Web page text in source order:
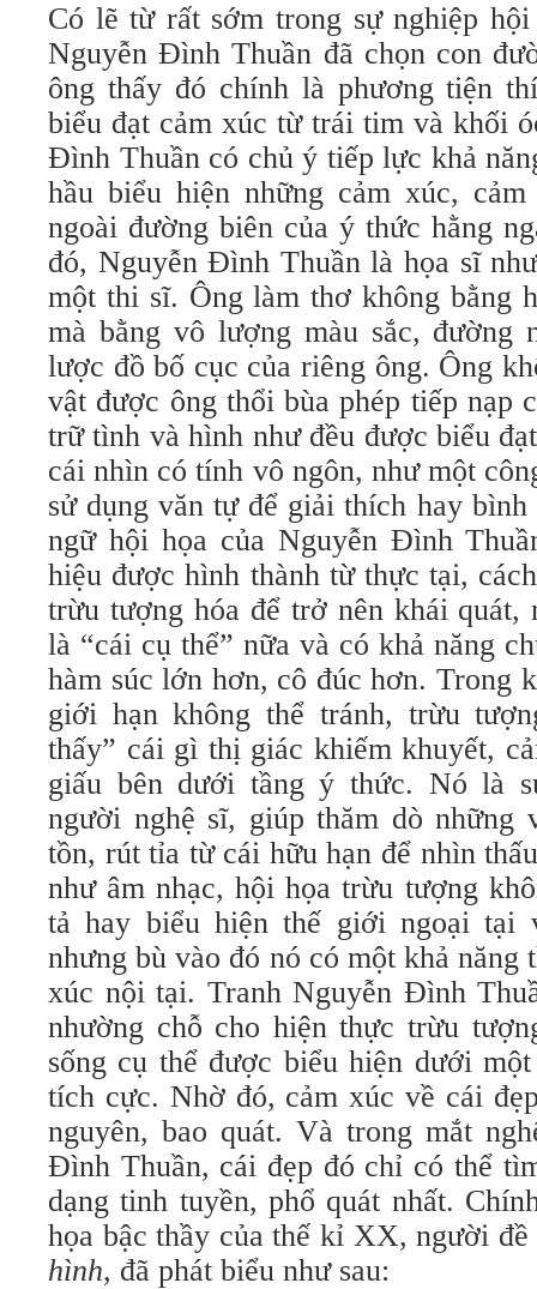
Có lẽ từ rất sớm trong sự nghiệp
Nguyễn Đình Thuần đã chọn con
ông thấy đó chính là phương tiện
biểu đạt cảm xúc từ trái tim và khối
Đình Thuần có chủ ý tiếp lực khả
hầu biểu hiện những cảm xúc,
ngoài đường biên của ý thức hằng
đó, Nguyễn Đình Thuần là họa sĩ
một thi sĩ. Ông làm thơ không bằng
mà bằng vô lượng màu sắc, đường
lược đồ bố cục của riêng ông. Ông
vật được ông thổi bùa phép tiếp nạp
trữ tình và hình như đều được biểu
cái nhìn có tính vô ngôn, như một
sử dụng văn tự để giải thích hay
ngữ hội họa của Nguyễn Đình
hiệu được hình thành từ thực tại,
trừu tượng hóa để trở nên khái quát,
là “cái cụ thể” nữa và có khả năng
hàm súc lớn hơn, cô đúc hơn. Trong
giới hạn không thể tránh, trừu
thấy” cái gì thị giác khiếm khuyết,
giấu bên dưới tầng ý thức. Nó là
người nghệ sĩ, giúp thăm dò những
tồn, rút tỉa từ cái hữu hạn để nhìn
như âm nhạc, hội họa trừu tượng
tả hay biểu hiện thế giới ngoại tại
nhưng bù vào đó nó có một khả năng
xúc nội tại. Tranh Nguyễn Đình
nhường chỗ cho hiện thực trừu
sống cụ thể được biểu hiện dưới
tích cực. Nhờ đó, cảm xúc về cái
nguyên, bao quát. Và trong mắt
Đình Thuần, cái đẹp đó chỉ có thể
dạng tinh tuyền, phổ quát nhất.
họa bậc thầy của thế kỉ XX, người
hình, đã phát biểu như sau: